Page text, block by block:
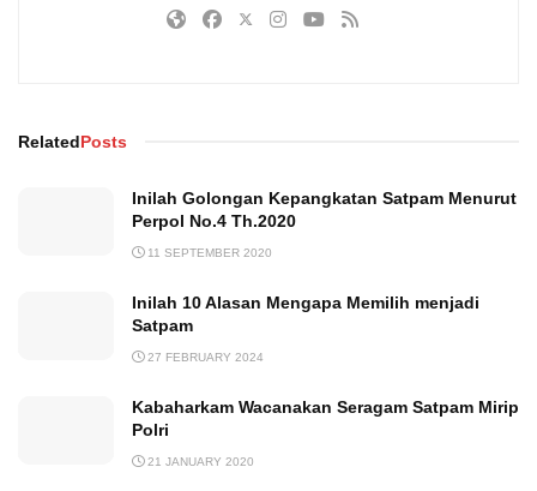
RelatedPosts
Inilah Golongan Kepangkatan Satpam Menurut
Perpol No.4 Th.2020
11 SEPTEMBER 2020
Inilah 10 Alasan Mengapa Memilih menjadi
Satpam
27 FEBRUARY 2024
Kabaharkam Wacanakan Seragam Satpam Mirip
Polri
21 JANUARY 2020